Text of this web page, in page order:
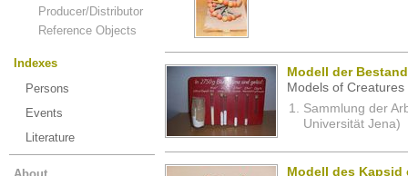
Producer/Distributor
Reference Objects
Indexes
Persons
Events
Literature
Modell der
Models of
Sammlung der
Universität Jena)
Modell des Kapsid